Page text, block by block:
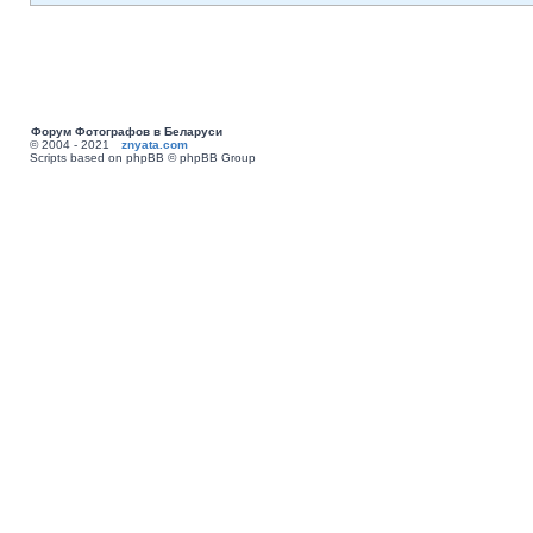
Форум Фотографов в Беларуси
© 2004 - 2021 znyata.com
Scripts based on phpBB © phpBB Group